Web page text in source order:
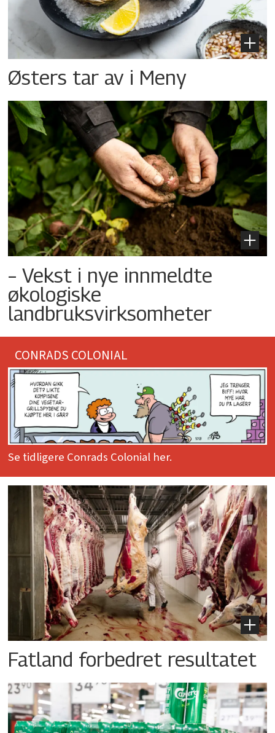
Østers tar av i Meny
– Vekst i nye innmeldte
økologiske
landbruksvirksomheter
CONRADS COLONIAL
Se tidligere Conrads Colonial her.
Fatland forbedret resultatet